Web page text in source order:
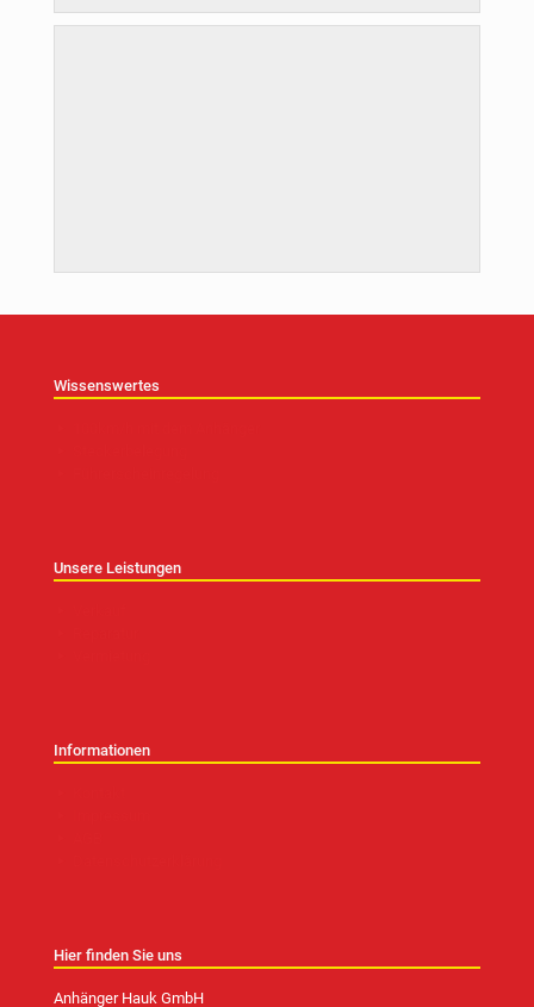
Wissenswertes
Unsere Leistungen
Informationen
Hier finden Sie uns
Anhänger Hauk GmbH